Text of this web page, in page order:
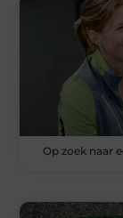
Op zoek naar